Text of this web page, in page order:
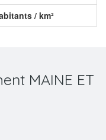
/ km²
MAINE ET